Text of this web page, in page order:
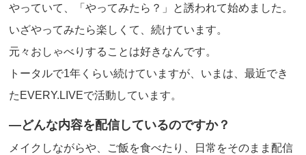
やっていて、「やってみたら？」と誘われて始めました。
いざやってみたら楽しくて、続けています。
元々おしゃべりすることは好きなんです。
トータルで1年くらい続けていますが、いまは、最近でき
たEVERY.LIVEで活動しています。
―どんな内容を配信しているのですか？
メイクしながらや、ご飯を食べたり、日常をそのまま配信